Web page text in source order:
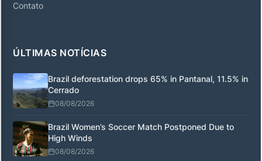
Contato
ÚLTIMAS NOTÍCIAS
Brazil deforestation drops 65% in Pantanal, 11.5% in
Cerrado
08/08/2026
Brazil Women’s Soccer Match Postponed Due to
High Winds
08/08/2026